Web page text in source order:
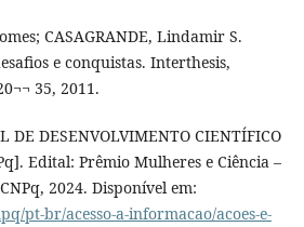
CASAGRANDE, Lindamir S.
e conquistas. Interthesis,
35, 2011.
DE DESENVOLVIMENTO CIENTÍFICO
Edital: Prêmio Mulheres e Ciência –
2024. Disponível em:
pt-br/acesso-a-informacao/acoes-e-